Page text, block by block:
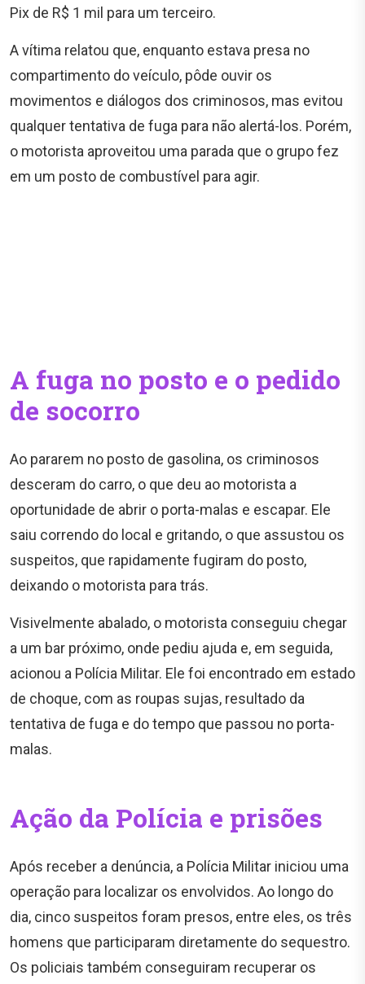
Pix de R$ 1 mil para um terceiro.
A vítima relatou que, enquanto estava presa no
compartimento do veículo, pôde ouvir os
movimentos e diálogos dos criminosos, mas evitou
qualquer tentativa de fuga para não alertá-los. Porém,
o motorista aproveitou uma parada que o grupo fez
em um posto de combustível para agir.
A fuga no posto e o pedido
de socorro
Ao pararem no posto de gasolina, os criminosos
desceram do carro, o que deu ao motorista a
oportunidade de abrir o porta-malas e escapar. Ele
saiu correndo do local e gritando, o que assustou os
suspeitos, que rapidamente fugiram do posto,
deixando o motorista para trás.
Visivelmente abalado, o motorista conseguiu chegar
a um bar próximo, onde pediu ajuda e, em seguida,
acionou a Polícia Militar. Ele foi encontrado em estado
de choque, com as roupas sujas, resultado da
tentativa de fuga e do tempo que passou no porta-
malas.
Ação da Polícia e prisões
Após receber a denúncia, a Polícia Militar iniciou uma
operação para localizar os envolvidos. Ao longo do
dia, cinco suspeitos foram presos, entre eles, os três
homens que participaram diretamente do sequestro.
Os policiais também conseguiram recuperar os